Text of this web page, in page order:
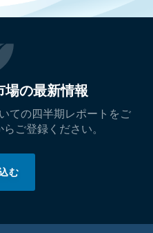
場の最新情報
ての四半期レポートをご
ご登録ください。
む